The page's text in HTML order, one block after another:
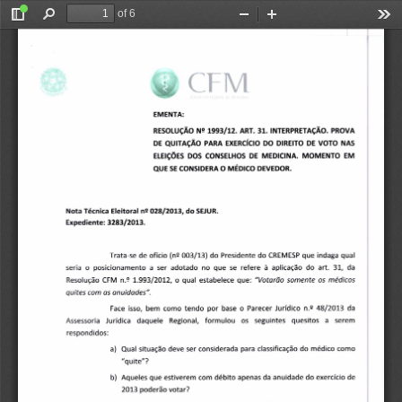
Toggle
Find
of 6
Zoom
EMENTA:
RESOLUÇÃO N2 1993/12. ART. 31. INTERPRETAÇÃO. PROVA
DE QUITAÇÃO PARA EXERCÍCIO DO DIREITO DE VOTO NAS
ELEIÇÕES DOS CONSELHOS DE MEDICINA. MOMENTO EM
QUE SE CONSIDERA O MÉDICO DEVEDOR.
Nota Técnica Eleitoral n2 028/2013, do SEJUR.
Expediente: 3283/2013.
Trata-se de ofício (n2 003/13) do Presidente do CREMESP que indaga qual
seria o posicionamento a ser adotado no que se refere à aplicação do art. 31, da
Resolução CFM n. 2 1.993/2012, o qual estabelece que: "Votarão somente os médicos
quites com as anuidades".
Face isso, bem como tendo por base o Parecer Jurídico n. 2 48/2013 da
Assessoria Jurídica daquele Regional, formulou os seguintes quesitos a serem
respondidos:
a)
Qual situação deve ser considerada para classificação do médico como
"quite"?
b)
Aqueles que estiverem com débito apenas da anuidade do exercício de
2013 poderão votar?